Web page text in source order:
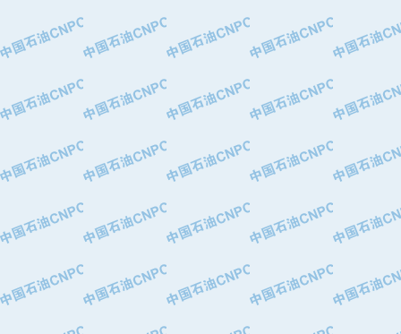
·中国石油锦西石化分公司
·大港油田集团有限责任公司
·深圳市肯多斯实业发展有限公司
·山东墨龙石油机械股份有限公司
·无锡西姆莱斯石油专用管制造有限公
·武汉钢铁（集团）公司
·马鞍山钢铁股份有限公司
·中国石油天然气股份有限公司兰州石
·中国石化茂名石化分公司
·中国石油大港油田分公司
·靖江市天和泵业有限公司
·中油油气勘探软件国家工程研究中心